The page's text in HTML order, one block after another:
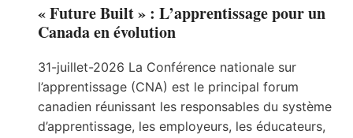
« Future Built » : L’apprentissage pour un
Canada en évolution
31-juillet-2026 La Conférence nationale sur
l’apprentissage (CNA) est le principal forum
canadien réunissant les responsables du système
d’apprentissage, les employeurs, les éducateurs,